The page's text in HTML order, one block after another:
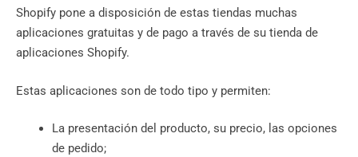
Shopify pone a disposición de estas tiendas muchas
aplicaciones gratuitas y de pago a través de su tienda de
aplicaciones Shopify.
Estas aplicaciones son de todo tipo y permiten:
La presentación del producto, su precio, las opciones
de pedido;